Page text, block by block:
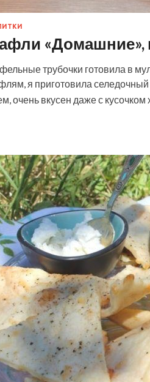
«Домашние»,
трубочки готовила в
я приготовила
очень вкусен даже с